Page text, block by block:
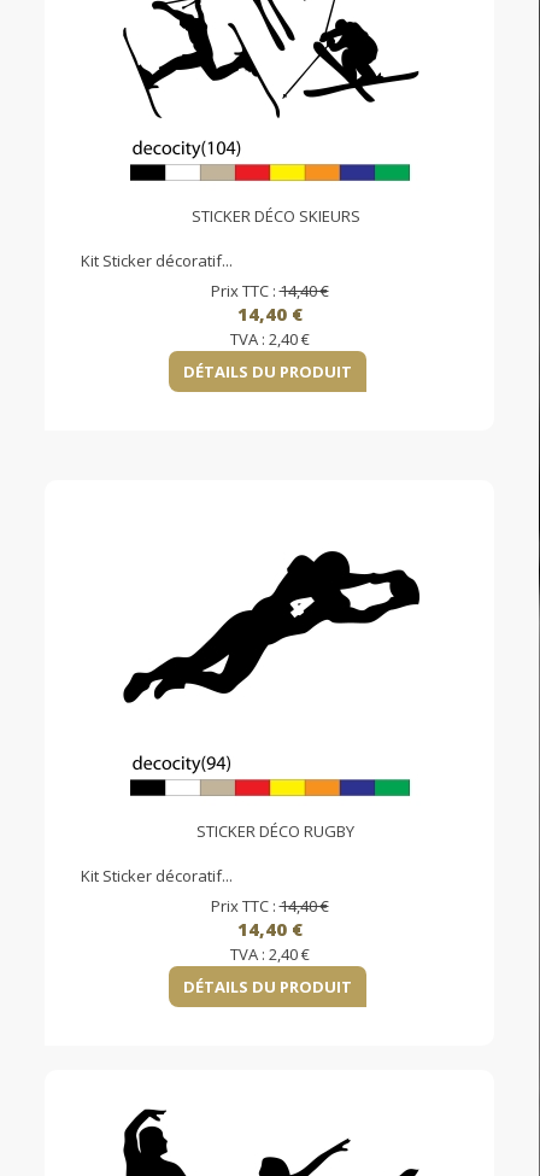
STICKER DÉCO SKIEURS
Kit Sticker décoratif...
Prix TTC :14,40 €
14,40 €
TVA : 2,40 €
DÉTAILS DU PRODUIT
STICKER DÉCO RUGBY
Kit Sticker décoratif...
Prix TTC :14,40 €
14,40 €
TVA : 2,40 €
DÉTAILS DU PRODUIT